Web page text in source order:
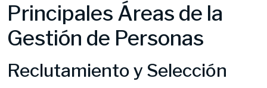
Principales Áreas de la
Gestión de Personas
Reclutamiento y Selección